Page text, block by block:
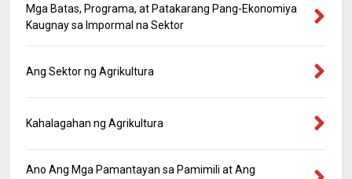
Mga Batas, Programa, at Patakarang Pang-Ekonomiya
Kaugnay sa Impormal na Sektor
Ang Sektor ng Agrikultura
Kahalagahan ng Agrikultura
Ano Ang Mga Pamantayan sa Pamimili at Ang